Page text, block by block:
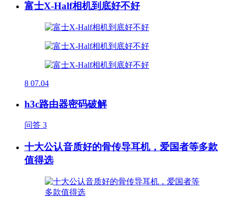
富士X-Half相机到底好不好
8 07.04
h3c路由器密码破解
问答 3
十大公认音质好的骨传导耳机，爱国者等多款
值得选